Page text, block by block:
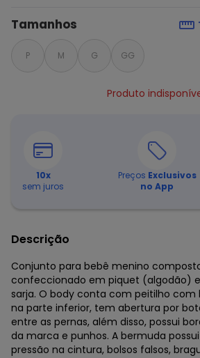
Tamanhos
P M G GG
Produto
10x
sem juros
Preços Exclusivos
no App
Descrição
Conjunto para bebê menino
confeccionado em piquet (algodão)
sarja. O body conta com peitilho com
na parte inferior, tem abertura por
entre as pernas, além disso, possui
da marca e punhos. A bermuda
pressão na cintura, bolsos falsos,